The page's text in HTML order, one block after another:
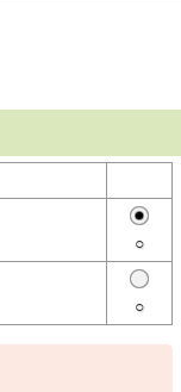
デル（キッズサイ
をベースとした
した新作コレクショ
的。 リアのクロス
超える歴史を持つス
ますが、数多くのブ
○
○